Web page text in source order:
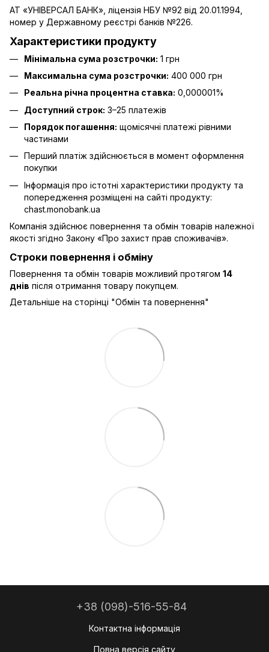
АТ «УНІВЕРСАЛ БАНК», ліцензія НБУ №92 від 20.01.1994,
номер у Державному реєстрі банків №226.
Характеристики продукту
Мінімальна сума розстрочки: 1 грн
Максимальна сума розстрочки: 400 000 грн
Реальна річна процентна ставка: 0,000001%
Доступний строк: 3–25 платежів
Порядок погашення: щомісячні платежі рівними
частинами
Перший платіж здійснюється в момент оформлення
покупки
Інформація про істотні характеристики продукту та
попередження розміщені на сайті продукту:
chast.monobank.ua
Компанія здійснює повернення та обмін товарів належної
якості згідно Закону «Про захист прав споживачів».
Строки повернення і обміну
Повернення та обмін товарів можливий протягом 14
днів після отримання товару покупцем.
Детальніше на сторінці "Обмін та повернення"
+38 (098)-516-55-84
Контактна інформація
Повна версія сайту